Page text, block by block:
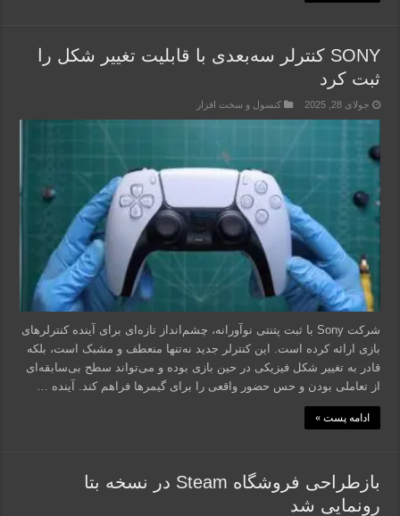
SONY کنترلر سه‌بعدی با قابلیت تغییر شکل را
ثبت کرد
جولای 28, 2025 کنسول و سخت افزار
شرکت Sony با ثبت پتنتی نوآورانه، چشم‌انداز تازه‌ای برای آینده کنترلرهای
بازی ارائه کرده است. این کنترلر جدید نه‌تنها منعطف و مشبک است، بلکه
قادر به تغییر شکل فیزیکی در حین بازی بوده و می‌تواند سطح بی‌سابقه‌ای
از تعاملی بودن و حس حضور واقعی را برای گیمرها فراهم کند. آینده …
ادامه پست »
بازطراحی فروشگاه Steam در نسخه بتا
رونمایی شد